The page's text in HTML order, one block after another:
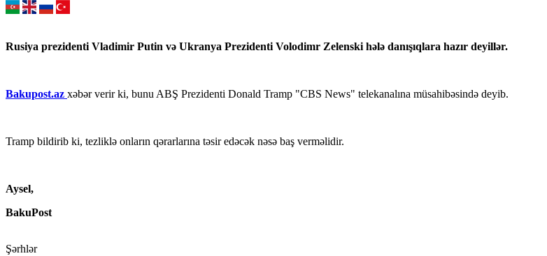
Rusiya prezidenti Vladimir Putin və Ukranya Prezidenti Volodimr Zelenski hələ danışıqlara hazır deyillər.
Bakupost.az xəbər verir ki, bunu ABŞ Prezidenti Donald Tramp "CBS News" telekanalına müsahibəsində deyib.
Tramp bildirib ki, tezliklə onların qərarlarına təsir edəcək nəsə baş verməlidir.
Aysel,
BakuPost
Şərhlər